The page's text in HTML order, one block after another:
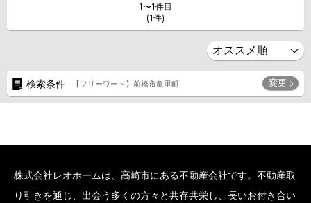
1〜1件目
(1件)
検索条件 【フリーワード】前橋市亀里町 変更
株式会社レオホームは、高崎市にある不動産会社です。不動産取
り引きを通じ、出会う多くの方々と共存共栄し、長いお付き合い